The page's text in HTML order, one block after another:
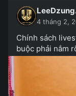
4 tháng 2,
Chính sách
buộc phải nắm